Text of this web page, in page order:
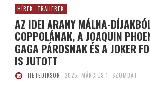
HÍREK, TRAILEREK
AZ IDEI ARANY MÁLNA-
COPPOLÁNAK, A JOAQUIN
GAGA PÁROSNAK ÉS A JOKER
IS JUTOTT
HETEDIKSOR 2025. MÁRCIUS 1. SZOMBAT